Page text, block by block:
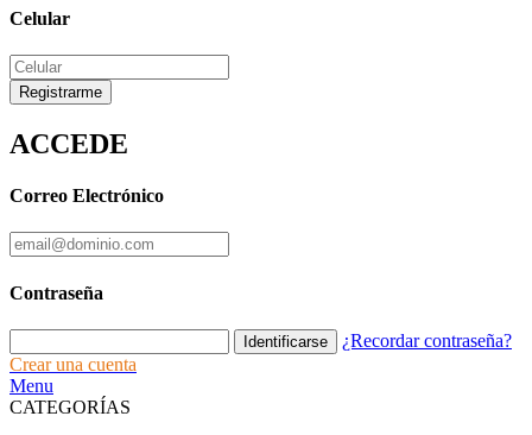
Celular
Registrarme
ACCEDE
Correo Electrónico
Contraseña
¿Recordar contraseña?
Crear una cuenta
Menu
CATEGORÍAS